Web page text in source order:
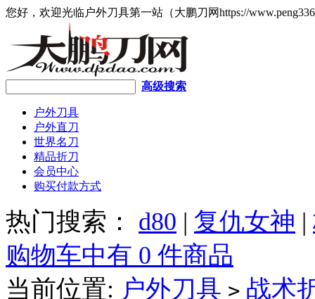
您好，欢迎光临户外刀具第一站（大鹏刀网https://
高级搜索
户外刀具
户外直刀
世界名刀
精品折刀
会员中心
购买付款方式
热门搜索： d80 | 复仇女神 |
购物车中有 0 件商品
当前位置: 户外刀具 > 战术